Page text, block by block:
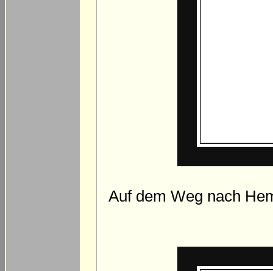
Auf dem Weg nach